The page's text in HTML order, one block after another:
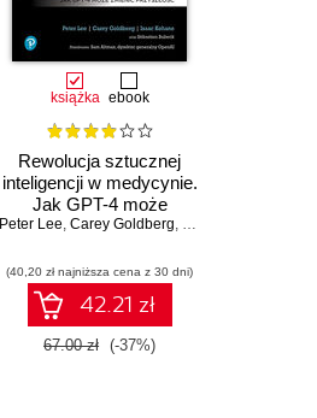
książka ebook
Rewolucja sztucznej
inteligencji w medycynie.
Jak GPT-4 może
zmienić przyszłość
Peter Lee,Carey Goldberg, Isaac Kohane
(40,20 zł najniższa cena z 30 dni)
42.21 zł
67.00 zł (-37%)